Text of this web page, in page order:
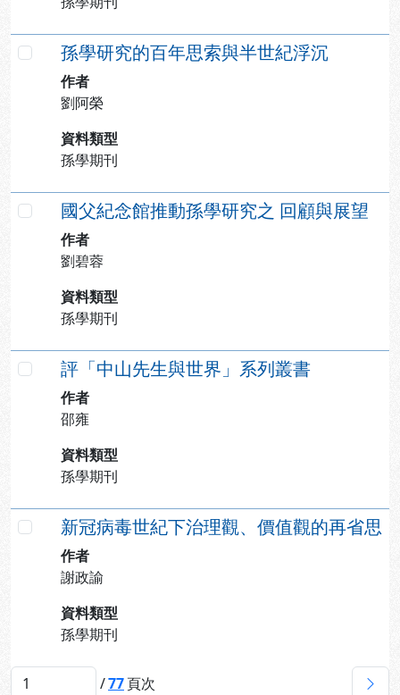
勾選
孫學研究的百年思索與半世紀浮沉
作者
劉阿榮
資料類型
孫學期刊
勾選
國父紀念館推動孫學研究之 回顧與展望
作者
劉碧蓉
資料類型
孫學期刊
勾選
評「中山先生與世界」系列叢書
作者
邵雍
資料類型
孫學期刊
勾選
新冠病毒世紀下治理觀、價值觀的再省思
作者
謝政諭
資料類型
孫學期刊
/77頁次